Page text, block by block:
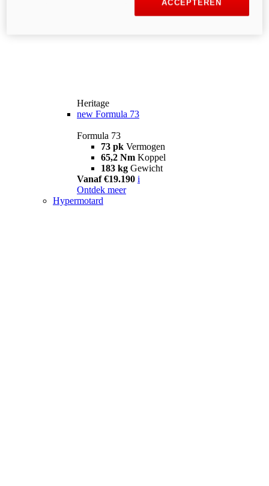
Heritage
new Formula 73
Formula 73
73 pk Vermogen
65,2 Nm Koppel
183 kg Gewicht
Vanaf €19.190 i
Ontdek meer
Hypermotard
ACCEPTEREN